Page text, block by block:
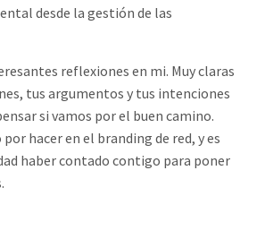
desde la gestión de las
reflexiones en mi. Muy claras
tus argumentos y tus intenciones
si vamos por el buen camino.
por hacer en el branding de red, y es
haber contado contigo para poner